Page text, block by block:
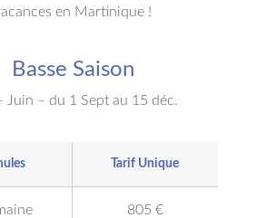
en Martinique !
Basse Saison
Juin – du 1 Sept au 15 déc.
Tarif Unique
805 €